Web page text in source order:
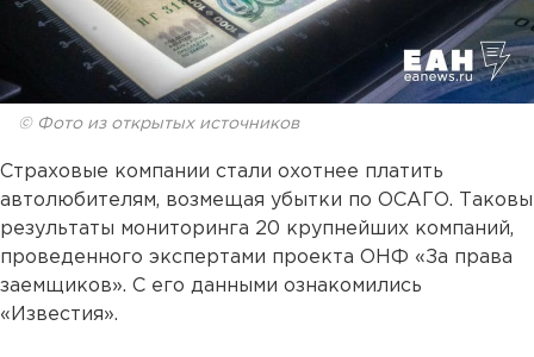
© Фото из открытых источников
Страховые компании стали охотнее платить
автолюбителям, возмещая убытки по ОСАГО. Таковы
результаты мониторинга 20 крупнейших компаний,
проведенного экспертами проекта ОНФ «За права
заемщиков». С его данными ознакомились
«Известия».